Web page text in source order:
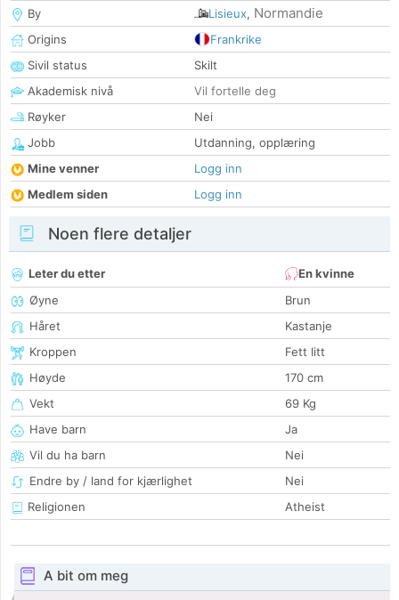
By
Lisieux, Normandie
Origins
Frankrike
Sivil status
Skilt
Akademisk nivå
Vil fortelle deg
Røyker
Nei
Jobb
Utdanning, opplæring
Mine venner
Logg inn
Medlem siden
Logg inn
Noen flere detaljer
Leter du etter
En kvinne
Øyne
Brun
Håret
Kastanje
Kroppen
Fett litt
Høyde
170 cm
Vekt
69 Kg
Have barn
Ja
Vil du ha barn
Nei
Endre by / land for kjærlighet
Nei
Religionen
Atheist
A bit om meg